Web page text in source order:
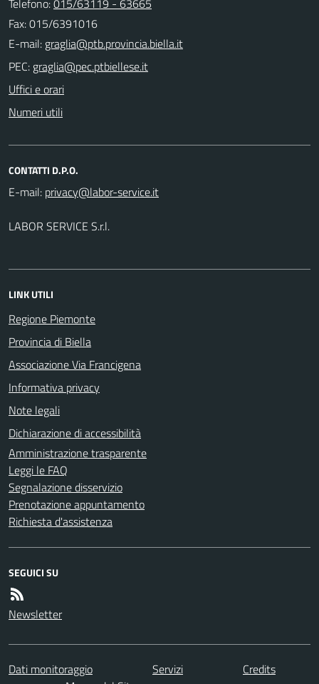
Fax: 015/6391016
E-mail:
PEC:
Uffici e orari
Numeri utili
CONTATTI D.P.O.
E-mail:
LABOR SERVICE S.r.l.
LINK UTILI
Regione Piemonte
Provincia di Biella
Associazione Via Francigena
Informativa privacy
Note legali
Dichiarazione di accessibilità
Amministrazione trasparente
Leggi le FAQ
Segnalazione disservizio
Prenotazione appuntamento
Richiesta d'assistenza
SEGUICI SU
Newsletter
Dati monitoraggio Servizi
Credits